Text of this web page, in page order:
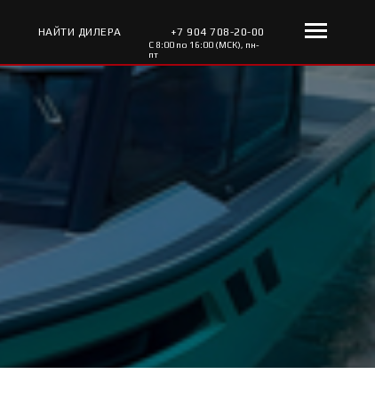
НАЙТИ ДИЛЕРА +7 904 708-20-00
С 8:00 по 16:00 (МСК), пн-
пт